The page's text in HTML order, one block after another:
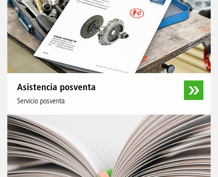
Asistencia posventa
Servicio posventa